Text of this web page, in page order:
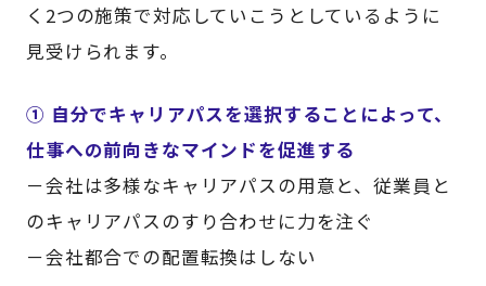
く2つの施策で対応していこうとしているように
見受けられます。
① 自分でキャリアパスを選択することによって、
仕事への前向きなマインドを促進する
－会社は多様なキャリアパスの用意と、従業員と
のキャリアパスのすり合わせに力を注ぐ
－会社都合での配置転換はしない